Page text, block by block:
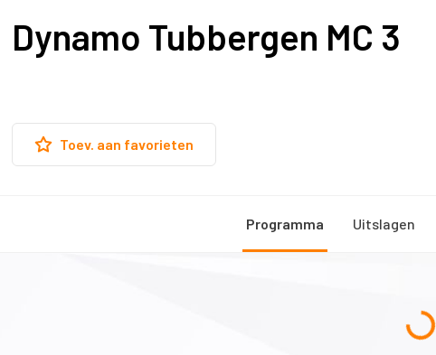
Dynamo Tubbergen MC 3
Toev. aan favorieten
Programma Uitslagen